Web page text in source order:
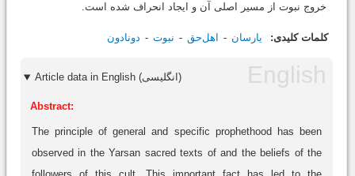
خروج نبوت از مسیر اصلی آن و ایجاد انحراف شده است.
کلمات کلیدی: يارسان اهل‌حق نبوت دونادون
Article data in English (انگلیسی)
Abstract:
The principle of general and specific prophethood has been
observed in the Yarsan sacred texts of and the beliefs of the